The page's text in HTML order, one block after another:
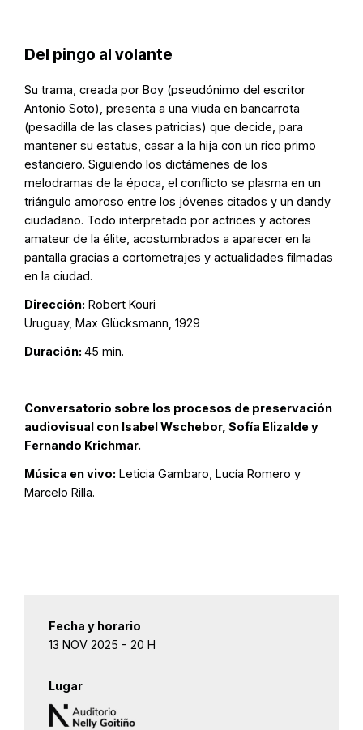
Del pingo al volante
Su trama, creada por Boy (pseudónimo del escritor
Antonio Soto), presenta a una viuda en bancarrota
(pesadilla de las clases patricias) que decide, para
mantener su estatus, casar a la hija con un rico primo
estanciero. Siguiendo los dictámenes de los
melodramas de la época, el conflicto se plasma en un
triángulo amoroso entre los jóvenes citados y un dandy
ciudadano. Todo interpretado por actrices y actores
amateur de la élite, acostumbrados a aparecer en la
pantalla gracias a cortometrajes y actualidades filmadas
en la ciudad.
Dirección: Robert Kouri
Uruguay, Max Glücksmann, 1929
Duración: 45 min.
Conversatorio sobre los procesos de preservación
audiovisual con Isabel Wschebor, Sofía Elizalde y
Fernando Krichmar.
Música en vivo: Leticia Gambaro, Lucía Romero y
Marcelo Rilla.
Fecha y horario
13 NOV 2025 - 20 H
Lugar